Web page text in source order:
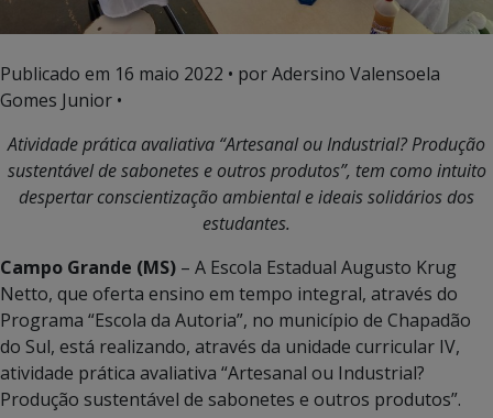
Publicado em 16 maio 2022 • por Adersino Valensoela
Gomes Junior •
Atividade prática avaliativa “Artesanal ou Industrial? Produção
sustentável de sabonetes e outros produtos”, tem como intuito
despertar conscientização ambiental e ideais solidários dos
estudantes.
Campo Grande (MS) – A Escola Estadual Augusto Krug
Netto, que oferta ensino em tempo integral, através do
Programa “Escola da Autoria”, no município de Chapadão
do Sul, está realizando, através da unidade curricular IV,
atividade prática avaliativa “Artesanal ou Industrial?
Produção sustentável de sabonetes e outros produtos”.